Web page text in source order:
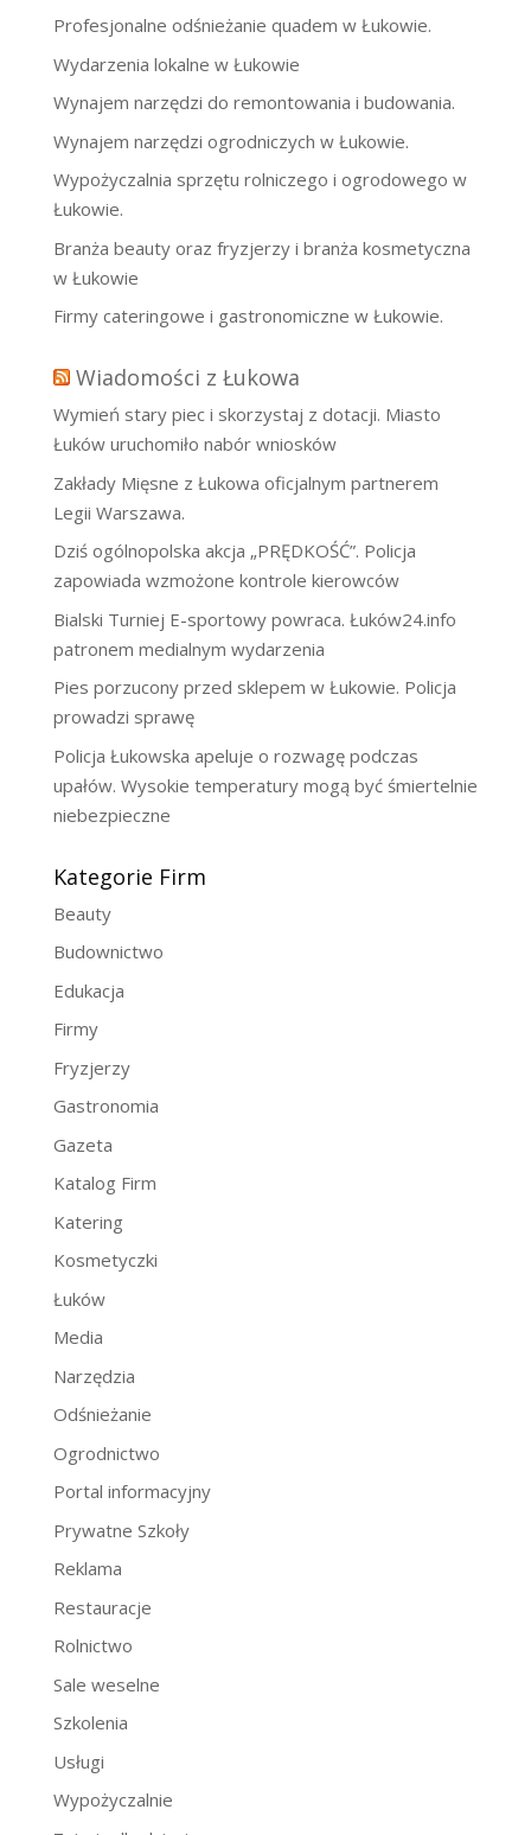
Profesjonalne odśnieżanie quadem w Łukowie.
Wydarzenia lokalne w Łukowie
Wynajem narzędzi do remontowania i budowania.
Wynajem narzędzi ogrodniczych w Łukowie.
Wypożyczalnia sprzętu rolniczego i ogrodowego w
Łukowie.
Branża beauty oraz fryzjerzy i branża kosmetyczna
w Łukowie
Firmy cateringowe i gastronomiczne w Łukowie.
Wiadomości z Łukowa
Wymień stary piec i skorzystaj z dotacji. Miasto
Łuków uruchomiło nabór wniosków
Zakłady Mięsne z Łukowa oficjalnym partnerem
Legii Warszawa.
Dziś ogólnopolska akcja „PRĘDKOŚĆ”. Policja
zapowiada wzmożone kontrole kierowców
Bialski Turniej E-sportowy powraca. Łuków24.info
patronem medialnym wydarzenia
Pies porzucony przed sklepem w Łukowie. Policja
prowadzi sprawę
Policja Łukowska apeluje o rozwagę podczas
upałów. Wysokie temperatury mogą być śmiertelnie
niebezpieczne
Kategorie Firm
Beauty
Budownictwo
Edukacja
Firmy
Fryzjerzy
Gastronomia
Gazeta
Katalog Firm
Katering
Kosmetyczki
Łuków
Media
Narzędzia
Odśnieżanie
Ogrodnictwo
Portal informacyjny
Prywatne Szkoły
Reklama
Restauracje
Rolnictwo
Sale weselne
Szkolenia
Usługi
Wypożyczalnie